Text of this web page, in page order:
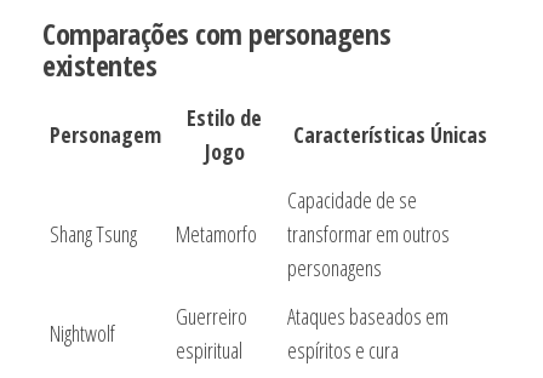
Comparações com personagens
existentes
Personagem
Estilo de
Jogo
Características Únicas
Shang Tsung Metamorfo
Capacidade de se
transformar em outros
personagens
Nightwolf
Guerreiro
espiritual
Ataques baseados em
espíritos e cura